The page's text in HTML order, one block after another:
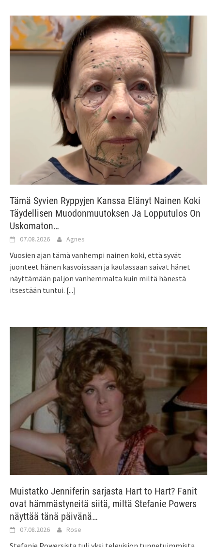
Tämä Syvien Ryppyjen Kanssa Elänyt Nainen Koki
Täydellisen Muodonmuutoksen Ja Lopputulos On
Uskomaton…
07.08.2026 Agnes
Vuosien ajan tämä vanhempi nainen koki, että syvät
juonteet hänen kasvoissaan ja kaulassaan saivat hänet
näyttämään paljon vanhemmalta kuin miltä hänestä
itsestään tuntui. [...]
Muistatko Jenniferin sarjasta Hart to Hart? Fanit
ovat hämmästyneitä siitä, miltä Stefanie Powers
näyttää tänä päivänä…
07.08.2026 Rose